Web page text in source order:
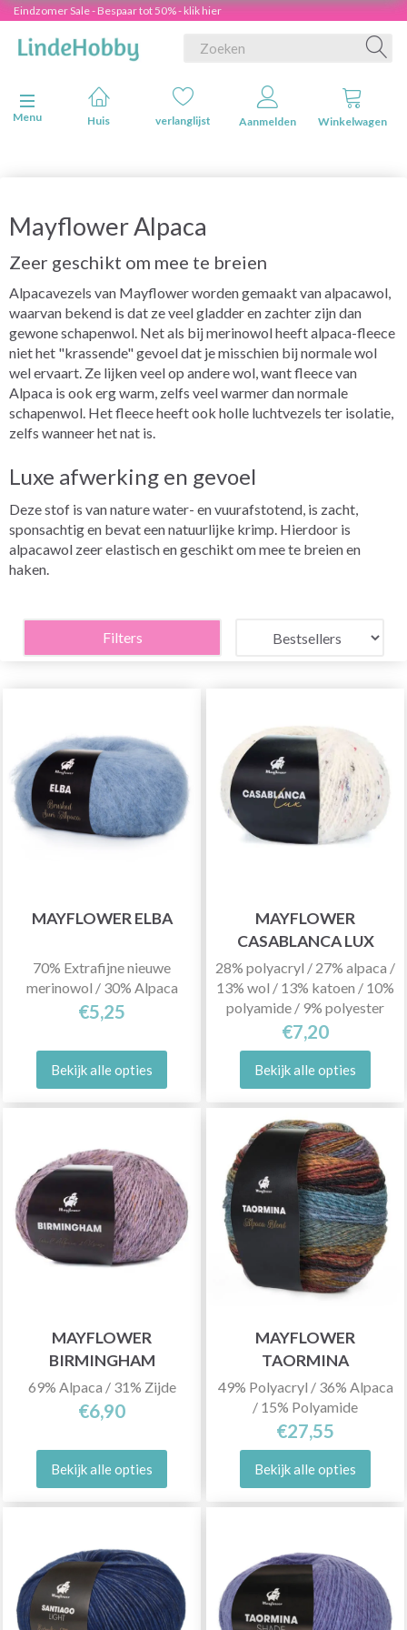
Eindzomer Sale - Bespaar tot 50% - klik hier
Navigatie in-/uitschakelen
Menu
Huis verlanglijst Aanmelden Winkelwagen
Mayflower Alpaca
Zeer geschikt om mee te breien
Alpacavezels van Mayflower worden gemaakt van alpacawol,
waarvan bekend is dat ze veel gladder en zachter zijn dan
gewone schapenwol. Net als bij merinowol heeft alpaca-fleece
niet het "krassende" gevoel dat je misschien bij normale wol
wel ervaart. Ze lijken veel op andere wol, want fleece van
Alpaca is ook erg warm, zelfs veel warmer dan normale
schapenwol. Het fleece heeft ook holle luchtvezels ter isolatie,
zelfs wanneer het nat is.
Luxe afwerking en gevoel
Deze stof is van nature water- en vuurafstotend, is zacht,
sponsachtig en bevat een natuurlijke krimp. Hierdoor is
alpacawol zeer elastisch en geschikt om mee te breien en
haken.
Filters
MAYFLOWER ELBA
70% Extrafijne nieuwe
merinowol / 30% Alpaca
€5,25
Bekijk alle opties
MAYFLOWER
CASABLANCA LUX
28% polyacryl / 27% alpaca /
13% wol / 13% katoen / 10%
polyamide / 9% polyester
€7,20
Bekijk alle opties
MAYFLOWER
BIRMINGHAM
69% Alpaca / 31% Zijde
€6,90
Bekijk alle opties
MAYFLOWER
TAORMINA
49% Polyacryl / 36% Alpaca
/ 15% Polyamide
€27,55
Bekijk alle opties